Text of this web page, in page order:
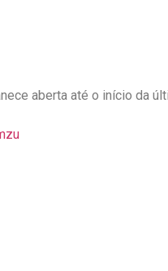
aberta até o início da